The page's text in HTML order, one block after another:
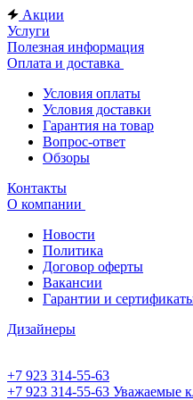
Акции
Услуги
Полезная информация
Оплата и доставка
Условия оплаты
Условия доставки
Гарантия на товар
Вопрос-ответ
Обзоры
Контакты
О компании
Новости
Политика
Договор оферты
Вакансии
Гарантии и
Дизайнеры
+7 923 314-55-63
+7 923 314-55-63 Уважаемые